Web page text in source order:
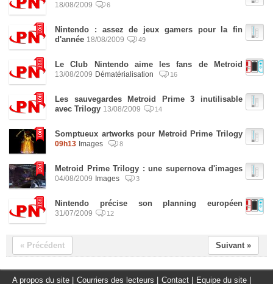
18/08/2009 6
Nintendo : assez de jeux gamers pour la fin
d'année 18/08/2009 49
Le Club Nintendo aime les fans de Metroid
13/08/2009 Dématérialisation 16
Les sauvegardes Metroid Prime 3 inutilisable
avec Trilogy 13/08/2009 14
Somptueux artworks pour Metroid Prime Trilogy
09h13 Images 8
Metroid Prime Trilogy : une supernova d'images
04/08/2009 Images 3
Nintendo précise son planning européen
31/07/2009 12
« Précédent Suivant »
A propos du site Courriers des lecteurs Contact Equipe du site